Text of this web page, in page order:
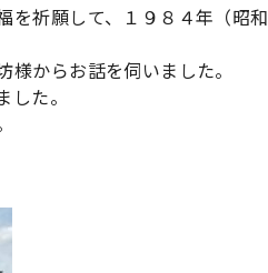
を祈願して、１９８４年（昭和
からお話を伺いました。
た。